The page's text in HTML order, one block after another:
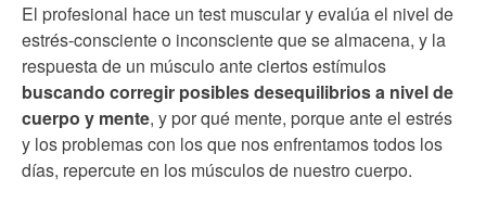
El profesional hace un test muscular y evalúa el nivel de
estrés-consciente o inconsciente que se almacena, y la
respuesta de un músculo ante ciertos estímulos
buscando corregir posibles desequilibrios a nivel de
cuerpo y mente, y por qué mente, porque ante el estrés
y los problemas con los que nos enfrentamos todos los
días, repercute en los músculos de nuestro cuerpo.